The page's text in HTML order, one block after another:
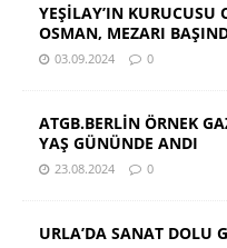
YEŞİLAY’IN KURUCUSU
OSMAN, MEZARI
03.09.2024 0
ATGB.BERLİN ÖRNEK
YAŞ GÜNÜNDE ANDI
23.08.2024 0
URLA’DA SANAT DOLU